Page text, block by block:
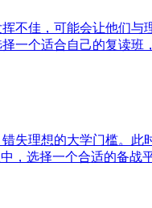
不佳，可能会让他们
一个适合自己的复读班
失理想的大学门槛。
，选择一个合适的备战